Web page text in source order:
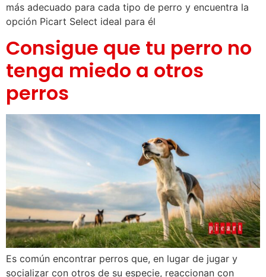
más adecuado para cada tipo de perro y encuentra la
opción Picart Select ideal para él
Consigue que tu perro no
tenga miedo a otros
perros
Es común encontrar perros que, en lugar de jugar y
socializar con otros de su especie, reaccionan con